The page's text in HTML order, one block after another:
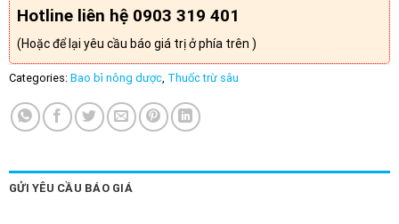
Hotline liên hệ 0903 319 401
(Hoặc để lại yêu cầu báo giá trị ở phía trên )
Categories: Bao bì nông dược Thuốc trừ sâu
GỬI YÊU CẦU BÁO GIÁ